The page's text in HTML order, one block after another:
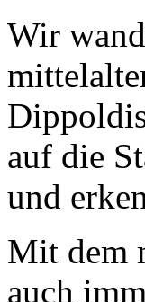
Wir
auf die
und
Mit dem
auch